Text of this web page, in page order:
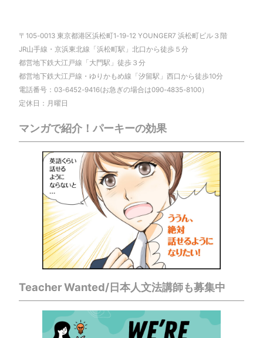
〒105-0013 東京都港区浜松町1-19-12 YOUNGER7 浜松町ビル３階
JR山手線・京浜東北線「浜松町駅」北口から徒歩５分
都営地下鉄大江戸線「大門駅」徒歩３分
都営地下鉄大江戸線・ゆりかもめ線「汐留駅」西口から徒歩10分
電話番号：03-6452-9416(お急ぎの場合は090-4835-8100）
定休日：月曜日
マンガで紹介！パーキーの効果
Teacher Wanted/日本人文法講師も募集中